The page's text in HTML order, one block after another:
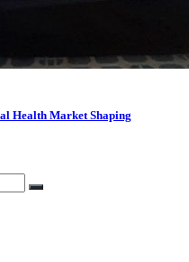
Health Market Shaping